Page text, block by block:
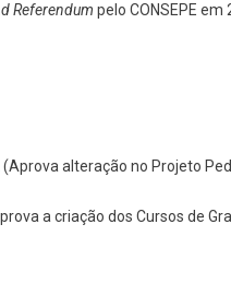
Referendum pelo CONSEPE
(Aprova alteração no Projeto
a criação dos Cursos de